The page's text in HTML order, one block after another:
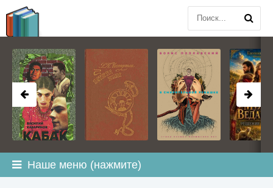
Наше меню (нажмите)
BOOKPLANETA.COM